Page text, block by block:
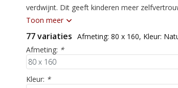
verdwijnt. Dit geeft kinderen meer
Toon meer
77 variaties Afmeting: 80 x 160, Kleur:
Afmeting: *
Kleur: *